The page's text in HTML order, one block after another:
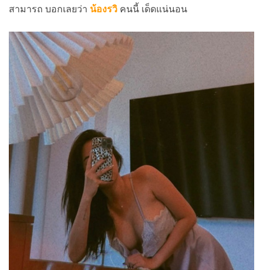
สามารถ บอกเลยว่า น้องรวิ คนนี้ เด็ดแน่นอน